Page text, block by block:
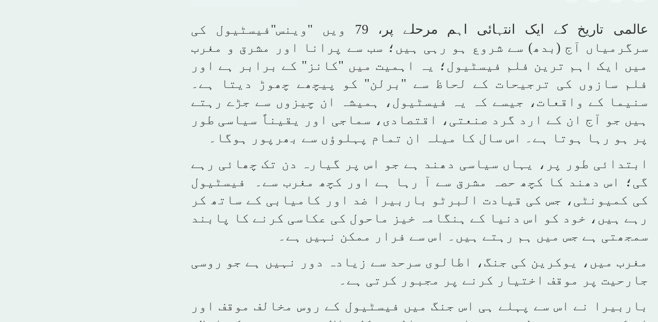
عالمی تاریخ کے ایک انتہائی اہم مرحلے پر، 79 ویں "وینس"فیسٹیول کی
سرگرمیاں آج (بدھ) سے شروع ہو رہی ہیں؛ سب سے پرانا اور مشرق و مغرب
میں ایک اہم ترین فلم فیسٹیول؛ یہ اہمیت میں "کانز" کے برابر ہے اور
فلم سازوں کی ترجیحات کے لحاظ سے "برلن" کو پیچھے چھوڑ دیتا ہے۔
سنیما کے واقعات، جیسے کہ یہ فیسٹیول، ہمیشہ ان چیزوں سے جڑے رہتے
ہیں جو آج ان کے ارد گرد صنعتی، اقتصادی، سماجی اور یقیناً سیاسی طور
پر ہو رہا ہوتا ہے۔ اس سال کا میلہ ان تمام پہلوؤں سے بھرپور ہوگا۔
ابتدائی طور پر، یہاں سیاسی دھند ہے جو اس پر گیارہ دن تک چھائی رہے
گی؛ اس دھند کا کچھ حصہ مشرق سے آ رہا ہے اور کچھ مغرب سے۔ فیسٹیول
کی کمیونٹی، جس کی قیادت البرٹو باربیرا ضد اور کامیابی کے ساتھ کر
رہے ہیں، خود کو اس دنیا کے ہنگامہ خیز ماحول کی عکاسی کرنے کا پابند
سمجھتی ہے جس میں ہم رہتے ہیں۔ اس سے فرار ممکن نہیں ہے۔
مغرب میں، یوکرین کی جنگ، اطالوی سرحد سے زیادہ دور نہیں ہے جو روسی
جارحیت پر موقف اختیار کرنے پر مجبور کرتی ہے۔
باربیرا نے اس سے پہلے ہی اس جنگ میں فیسٹیول کے روس مخالف موقف اور